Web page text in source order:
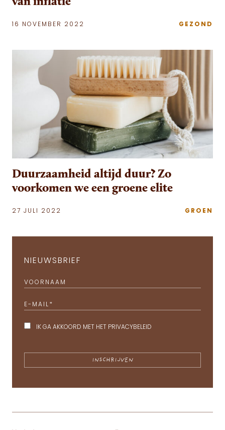
16 NOVEMBER 2022 GEZOND
Duurzaamheid altijd duur? Zo
voorkomen we een groene elite
27 JULI 2022 GROEN
NIEUWSBRIEF
VOORNAAM
E-MAIL *
IK GA AKKOORD MET HET PRIVACYBELEID